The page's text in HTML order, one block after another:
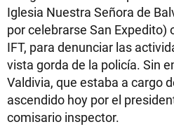
Iglesia Nuestra Señora de
por celebrarse San Expedito)
IFT, para denunciar las
vista gorda de la policía. Sin
Valdivia, que estaba a cargo
ascendido hoy por el
comisario inspector.